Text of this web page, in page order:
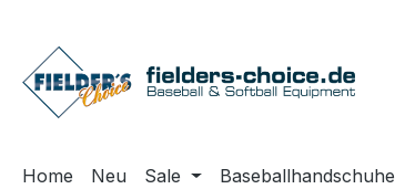
Home Neu Sale Baseballhandschuhe